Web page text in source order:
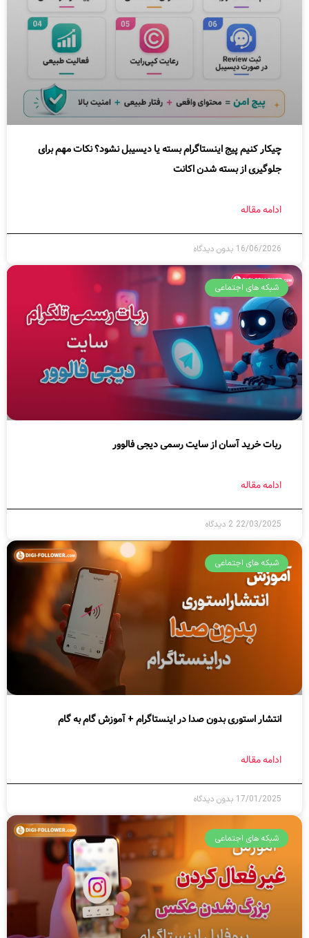
چیکار کنیم پیج اینستاگرام بسته یا دیسیبل نشود؟ نکات مهم برای
جلوگیری از بسته شدن اکانت
ادامه مقاله
16/06/2026 بدون دیدگاه
شبکه های اجتماعی
ربات خرید آسان از سایت رسمی دیجی فالوور
ادامه مقاله
22/03/2025 2 دیدگاه
شبکه های اجتماعی
انتشار استوری بدون صدا در اینستاگرام + آموزش گام به گام
ادامه مقاله
17/01/2025 بدون دیدگاه
شبکه های اجتماعی